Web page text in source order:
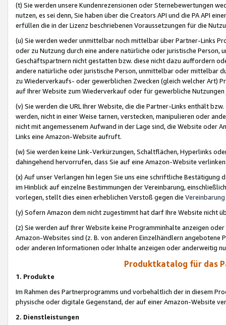
(t) Sie werden unsere Kundenrezensionen oder Sternebewertungen
nutzen, es sei denn, Sie haben über die Creators API und die PA API
erfüllen die in der Lizenz beschriebenen Voraussetzungen für die
(u) Sie werden weder unmittelbar noch mittelbar über Partner-Links
oder zu Nutzung durch eine andere natürliche oder juristische
Geschäftspartnern nicht gestatten bzw. diese nicht dazu auffordern
andere natürliche oder juristische Person, unmittelbar oder mittelbar
zu Wiederverkaufs- oder gewerblichen Zwecken (gleich welcher Art)
auf Ihrer Website zum Wiederverkauf oder für gewerbliche
(v) Sie werden die URL Ihrer Website, die die Partner-Links enthält
werden, nicht in einer Weise tarnen, verstecken, manipulieren oder
nicht mit angemessenem Aufwand in der Lage sind, die Website oder
Links eine Amazon-Website aufruft.
(w) Sie werden keine Link-Verkürzungen, Schaltflächen, Hyperlinks
dahingehend hervorrufen, dass Sie auf eine Amazon-Website
(x) Auf unser Verlangen hin legen Sie uns eine schriftliche
im Hinblick auf einzelne Bestimmungen der Vereinbarung,
vorlegen, stellt dies einen erheblichen Verstoß gegen die Vereinbarung
(y) Sofern Amazon dem nicht zugestimmt hat darf Ihre Website nicht
(z) Sie werden auf Ihrer Website keine Programminhalte anzeigen
Amazon-Websites sind (z. B. von anderen Einzelhändlern
oder anderen Informationen oder Inhalte anzeigen oder anderweitig
Produktkatalog für das
1. Produkte
Im Rahmen des Partnerprogramms und vorbehaltlich der in diesem
physische oder digitale Gegenstand, der auf einer Amazon-Website
2. Dienstleistungen